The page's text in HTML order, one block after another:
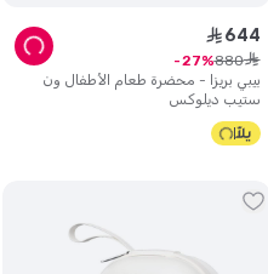
بيبي بريزا - محضرة طعام الأطفال ون
ستيب ديلوكس
ê 644
ê
880
27